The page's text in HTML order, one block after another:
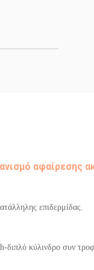
αφαίρεσης
επιδερμίδας.
κύλινδρο συν